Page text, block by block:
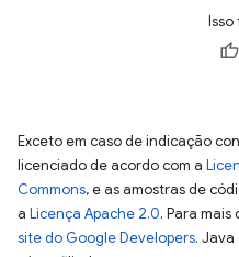
Isso
Exceto em caso de indicação
licenciado de acordo com a
Commons, e as amostras de
a Licença Apache 2.0. Para
site do Google Developers.